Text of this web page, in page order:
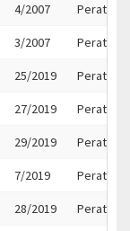
4/2007
3/2007
25/2019 Peraturan
27/2019 Peraturan
29/2019 Peraturan
7/2019 Peraturan
28/2019 Peraturan